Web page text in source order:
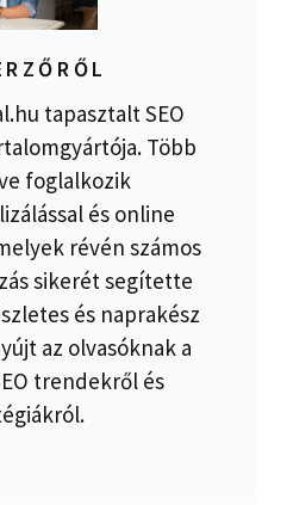
tapasztalt SEO
Több
foglalkozik
és online
révén számos
sikerét segítette
és naprakész
az olvasóknak a
trendekről és